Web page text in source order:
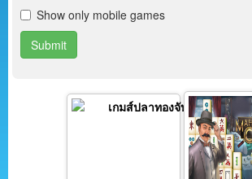
Show only mobile games
Submit